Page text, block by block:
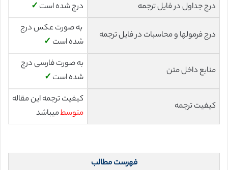
درج جداول در فایل ترجمه
درج شده است ✓
درج فرمولها و محاسبات در فایل ترجمه
به صورت عکس درج
شده است ✓
منابع داخل متن
به صورت فارسی درج
شده است ✓
کیفیت ترجمه
کیفیت ترجمه این مقاله
متوسطمیباشد
فهرست مطالب